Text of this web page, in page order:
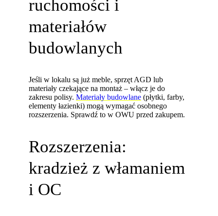
ruchomości i
materiałów
budowlanych
Jeśli w lokalu są już meble, sprzęt AGD lub
materiały czekające na montaż – włącz je do
zakresu polisy.Materiały budowlane (płytki, farby,
elementy łazienki) mogą wymagać osobnego
rozszerzenia. Sprawdź to w OWU przed zakupem.
Rozszerzenia:
kradzież z włamaniem
i OC